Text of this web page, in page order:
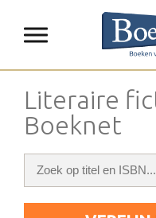
Literaire
Boeknet